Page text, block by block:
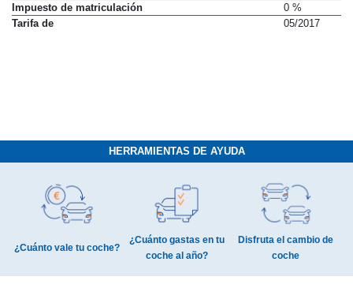
Impuesto de matriculación
0 %
Tarifa de
05/2017
HERRAMIENTAS DE AYUDA
¿Cuánto vale tu coche?
¿Cuánto gastas en tu
coche al año?
Disfruta el cambio de
coche